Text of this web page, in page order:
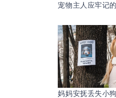
宠物主人应牢记
妈妈安抚丢失小